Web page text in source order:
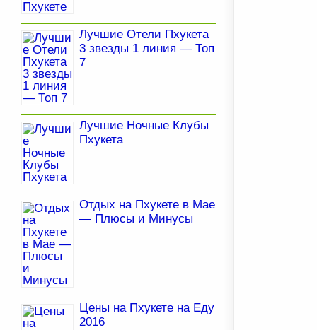
Лучшие Отели Пхукета
3 звезды 1 линия — Топ
7
Лучшие Ночные Клубы
Пхукета
Отдых на Пхукете в Мае
— Плюсы и Минусы
Цены на Пхукете на Еду
2016